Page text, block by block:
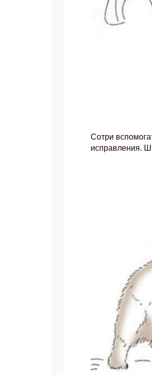
Сотри
исправления.